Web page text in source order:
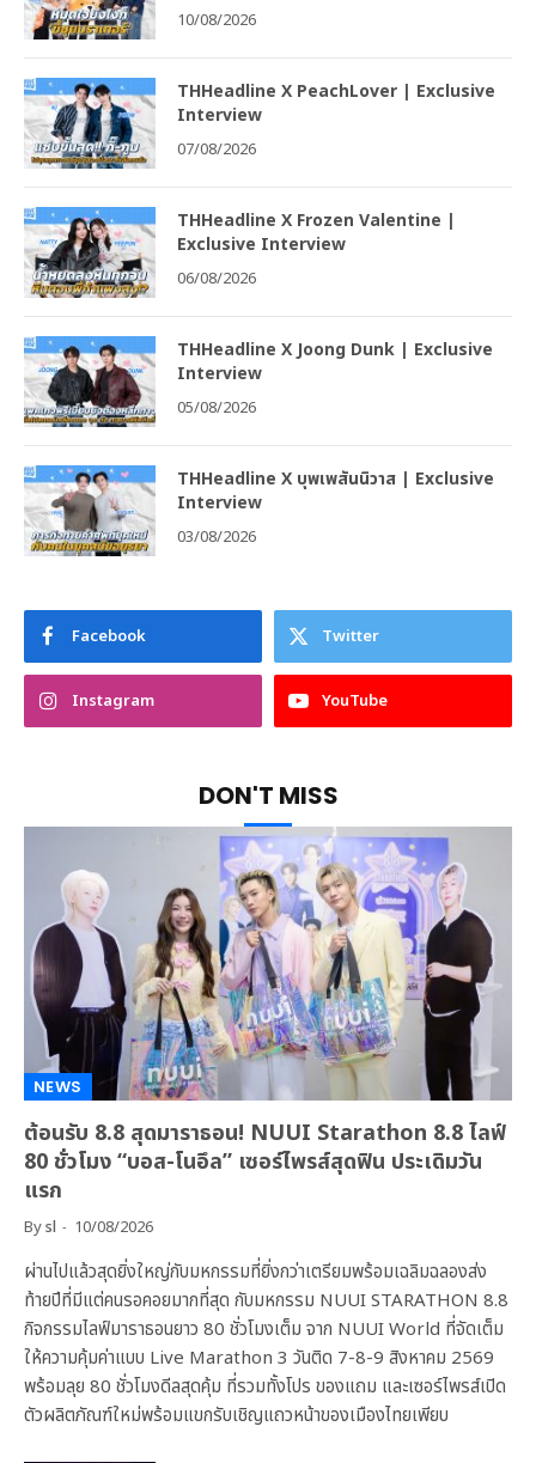
10/08/2026
THHeadline X PeachLover | Exclusive
Interview
07/08/2026
THHeadline X Frozen Valentine |
Exclusive Interview
06/08/2026
THHeadline X Joong Dunk | Exclusive
Interview
05/08/2026
THHeadline X บุพเพสันนิวาส | Exclusive
Interview
03/08/2026
Facebook Twitter
Instagram YouTube
DON'T MISS
NEWS
ต้อนรับ 8.8 สุดมาราธอน! NUUI Starathon 8.8 ไลฟ์
80 ชั่วโมง “บอส-โนอึล” เซอร์ไพรส์สุดฟิน ประเดิมวัน
แรก
Bysl 10/08/2026
ผ่านไปแล้วสุดยิ่งใหญ่กับมหกรรมที่ยิ่งกว่าเตรียมพร้อมเฉลิมฉลองส่ง
ท้ายปีที่มีแต่คนรอคอยมากที่สุด กับมหกรรม NUUI STARATHON 8.8
กิจกรรมไลฟ์มาราธอนยาว 80 ชั่วโมงเต็ม จาก NUUI World ที่จัดเต็ม
ให้ความคุ้มค่าแบบ Live Marathon 3 วันติด 7-8-9 สิงหาคม 2569
พร้อมลุย 80 ชั่วโมงดีลสุดคุ้ม ที่รวมทั้งโปร ของแถม และเซอร์ไพรส์เปิด
ตัวผลิตภัณฑ์ใหม่พร้อมแขกรับเชิญแถวหน้าของเมืองไทยเพียบ